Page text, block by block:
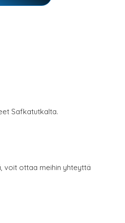
Safkatutkalta.
voit ottaa meihin yhteyttä